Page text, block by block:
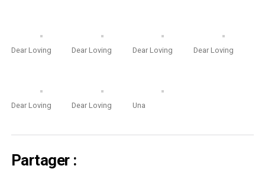
Dear Loving Dear Loving Dear Loving Dear Loving
Dear Loving Dear Loving Una
Partager :